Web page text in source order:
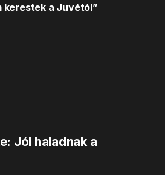
kerestek a Juvétól”
Jól haladnak a